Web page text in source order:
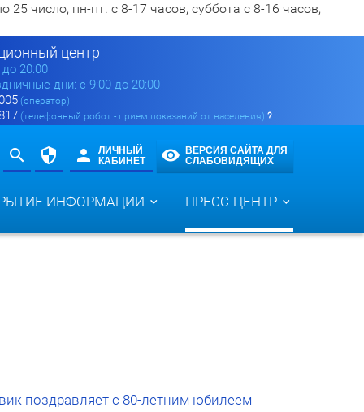
число, пн-пт. с 8-17 часов, суббота с 8-16 часов,
центр
до 20:00
дни: с 9:00 до 20:00
(оператор)
(телефонный робот - прием показаний от населения) ?
ЛИЧНЫЙ
КАБИНЕТ
ВЕРСИЯ САЙТА ДЛЯ
СЛАБОВИДЯЩИХ
ИНФОРМАЦИИ ПРЕСС-ЦЕНТР
поздравляет с 80-летним юбилеем